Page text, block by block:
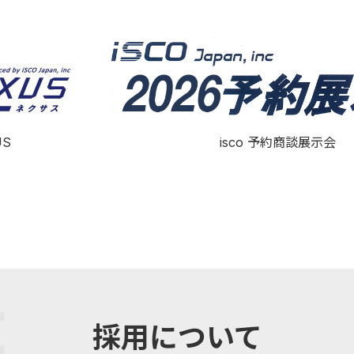
isco 予約商談展示会
採用について